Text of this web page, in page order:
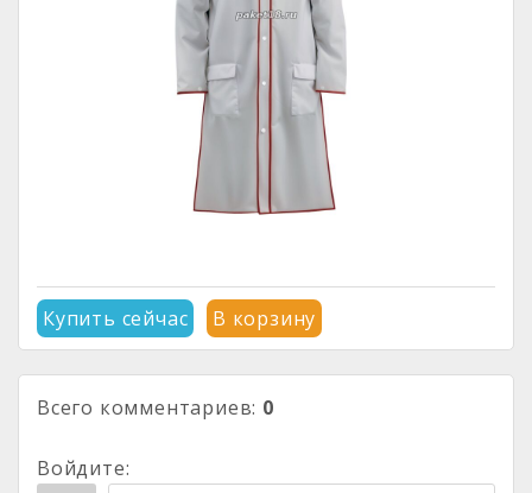
Купить сейчас В корзину
Всего комментариев: 0
Войдите: